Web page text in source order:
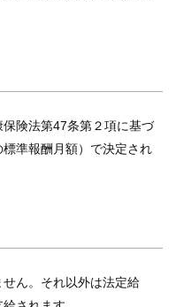
険法第47条第２項に基づ
準報酬月額）で決定され
ん。それ以外は法定給